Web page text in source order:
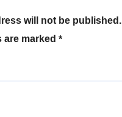
will not be published.
marked*